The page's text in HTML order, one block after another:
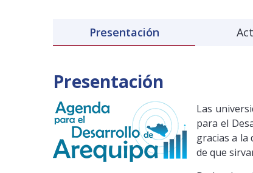
Presentación
Presentación
Las
para el
gracias a la
de que